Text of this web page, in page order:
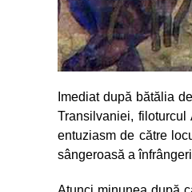
Imediat după bătălia
Transilvaniei,
entuziasm de către
sângeroasă a